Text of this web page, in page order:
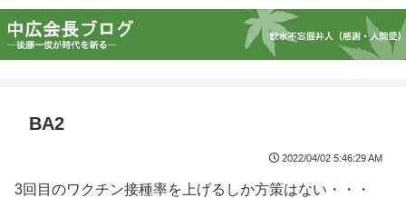
BA2
2022/04/02 5:46:29 AM
3回目のワクチン接種率を上げるしか方策はない・・・